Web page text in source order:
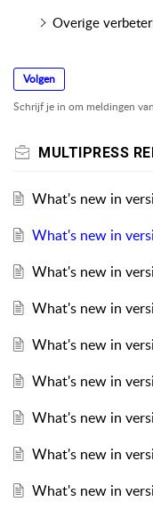
Overige
Volgen
Schrijf je in om meldingen
MULTIPRESS
What's new in
What's new in
What's new in
What's new in
What's new in
What's new in
What's new in
What's new in
What's new in